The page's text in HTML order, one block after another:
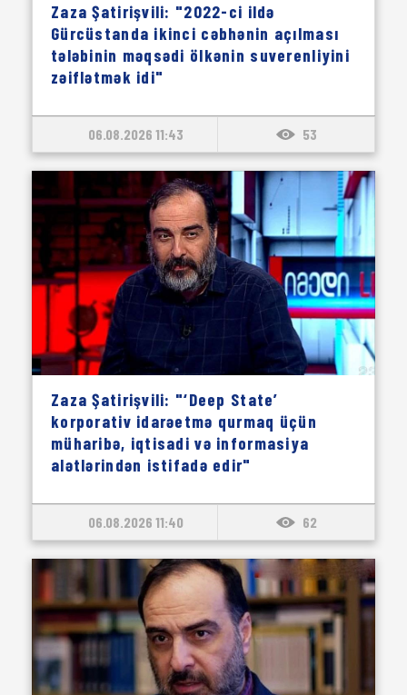
Zaza Şatirişvili: "2022-ci ildə
Gürcüstanda ikinci cəbhənin açılması
tələbinin məqsədi ölkənin suverenliyini
zəiflətmək idi"
06.08.2026 11:43 53
Zaza Şatirişvili: "‘Deep State’
korporativ idarəetmə qurmaq üçün
müharibə, iqtisadi və informasiya
alətlərindən istifadə edir"
06.08.2026 11:40 62